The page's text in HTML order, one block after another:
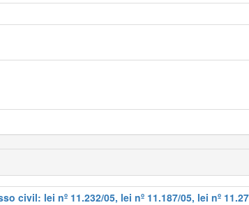
lei nº 11.232/05, lei nº 11.187/05, lei nº